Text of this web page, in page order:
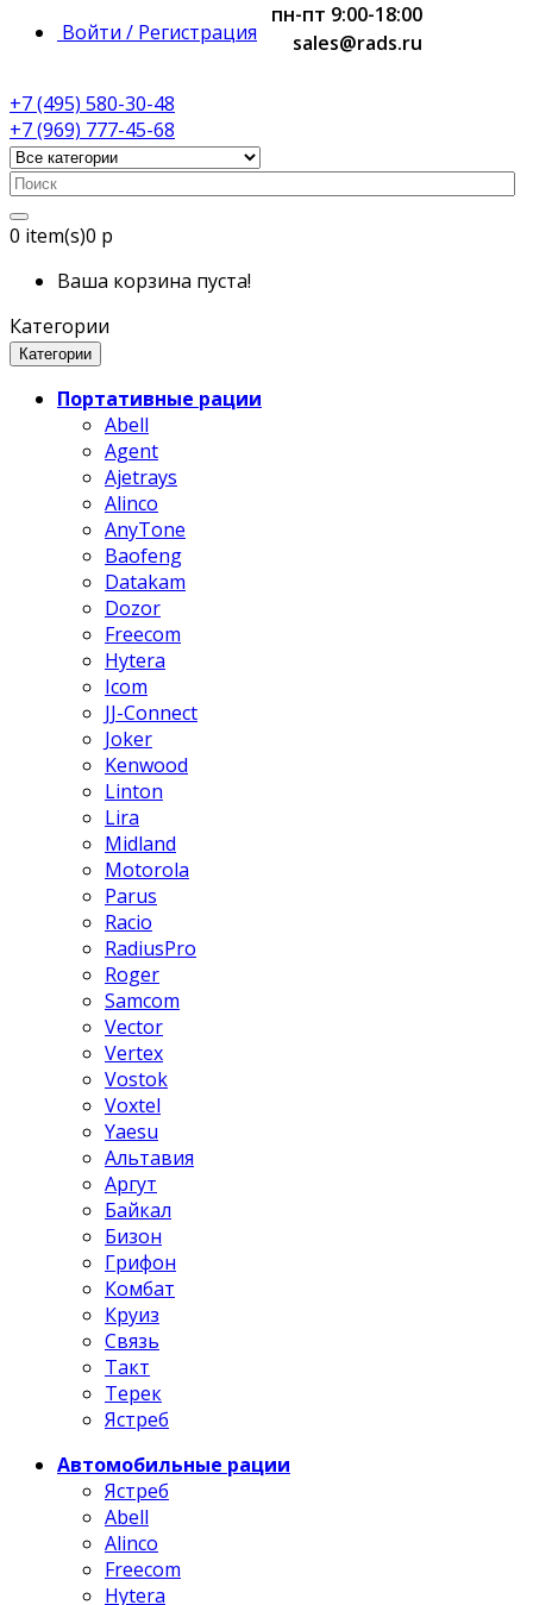
Войти / Регистрация
+7 (495) 580-30-48
+7 (969) 777-45-68
0 item(s)0 р
Ваша корзина пуста!
Категории
Категории
Портативные рации
Abell
Agent
Ajetrays
Alinco
AnyTone
Baofeng
Datakam
Dozor
Freecom
Hytera
Icom
JJ-Connect
Joker
Kenwood
Linton
Lira
Midland
Motorola
Parus
Racio
RadiusPro
Roger
Samcom
Vector
Vertex
Vostok
Voxtel
Yaesu
Альтавия
Аргут
Байкал
Бизон
Грифон
Комбат
Круиз
Связь
Такт
Терек
Ястреб
Автомобильные рации
Ястреб
Abell
Alinco
Freecom
Hytera
пн-пт 9:00-18:00
sales@rads.ru